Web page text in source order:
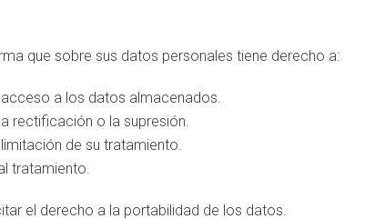
que sobre sus datos personales tiene derecho a:
a los datos almacenados.
rectificación o la supresión.
de su tratamiento.
tratamiento.
el derecho a la portabilidad de los datos.